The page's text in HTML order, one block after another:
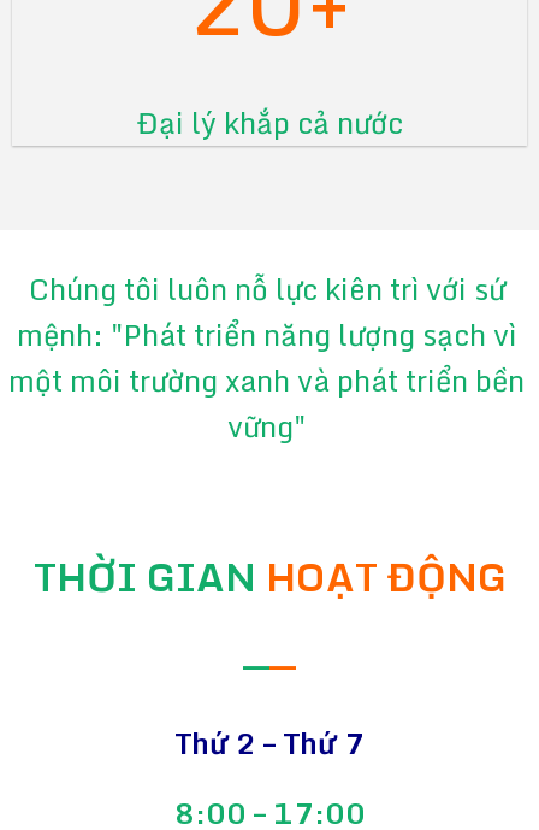
Đại lý khắp cả nước
Chúng tôi luôn nỗ lực kiên trì với sứ
mệnh: "Phát triển năng lượng sạch vì
một môi trường xanh và phát triển bền
vững"
THỜI GIAN HOẠT ĐỘNG
——
Thứ 2 – Thứ 7
8:00 – 17:00